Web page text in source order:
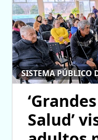
SISTEMA PÚBLICO
Salud’